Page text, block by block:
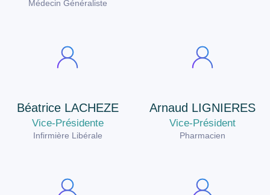
Médecin Généraliste
Béatrice LACHEZE
Vice-Présidente
Infirmière Libérale
Arnaud LIGNIERES
Vice-Président
Pharmacien